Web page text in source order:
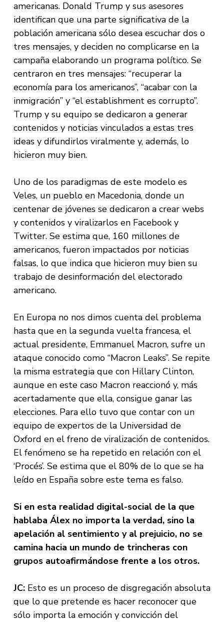
americanas. Donald Trump y sus asesores
identifican que una parte significativa de la
población americana sólo desea escuchar dos o
tres mensajes, y deciden no complicarse en la
campaña elaborando un programa político. Se
centraron en tres mensajes: “recuperar la
economía para los americanos”, “acabar con la
inmigración” y “el establishment es corrupto”.
Trump y su equipo se dedicaron a generar
contenidos y noticias vinculados a estas tres
ideas y difundirlos viralmente y, además, lo
hicieron muy bien.
Uno de los paradigmas de este modelo es
Veles, un pueblo en Macedonia, donde un
centenar de jóvenes se dedicaron a crear webs
y contenidos y viralizarlos en Facebook y
Twitter. Se estima que, 160 millones de
americanos, fueron impactados por noticias
falsas, lo que indica que hicieron muy bien su
trabajo de desinformación del electorado
americano.
En Europa no nos dimos cuenta del problema
hasta que en la segunda vuelta francesa, el
actual presidente, Emmanuel Macron, sufre un
ataque conocido como “Macron Leaks”. Se repite
la misma estrategia que con Hillary Clinton,
aunque en este caso Macron reaccionó y, más
acertadamente que ella, consigue ganar las
elecciones. Para ello tuvo que contar con un
equipo de expertos de la Universidad de
Oxford en el freno de viralización de contenidos.
El fenómeno se ha repetido en relación con el
‘Procés’. Se estima que el 80% de lo que se ha
leído en España sobre este tema es falso.
Si en esta realidad digital-social de la que
hablaba Álex no importa la verdad, sino la
apelación al sentimiento y al prejuicio, no se
camina hacia un mundo de trincheras con
grupos autoafirmándose frente a los otros.
JC:Esto es un proceso de disgregación absoluta
que lo que pretende es hacer reconocer que
sólo importa la emoción y convicción del